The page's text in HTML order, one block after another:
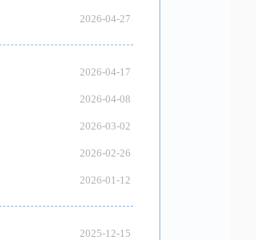
2026-04-27
2026-04-17
2026-04-08
2026-03-02
2026-02-26
2026-01-12
2025-12-15